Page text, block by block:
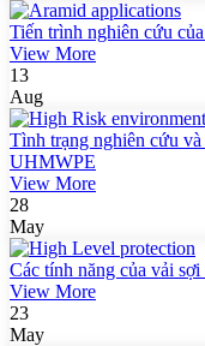
Tiến trình nghiên cứu
View More
13
Aug
Tình trạng nghiên cứu
UHMWPE
View More
28
May
Các tính năng của vải
View More
23
May